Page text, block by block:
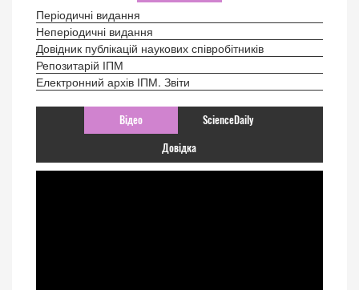
Періодичні видання
Неперіодичні видання
Довідник публікацій наукових співробітників
Репозитарій ІПМ
Електронний архів ІПМ. Звіти
Відео ScienceDaily
Довідка